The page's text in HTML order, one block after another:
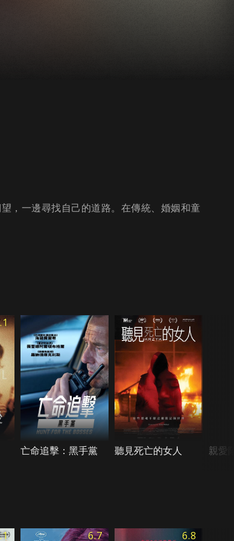
，一邊尋找自己的道路。在傳統、婚姻和童
亡命追擊：黑手黨 聽見死亡的女人 親愛
6.7 6.8